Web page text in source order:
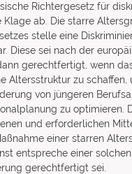
Richtergesetz für
Klage ab. Die starre
stelle eine
Diese sei nach der
gerechtfertigt, wenn
Altersstruktur zu schaffen,
von jüngeren
zu optimieren.
und erforderlichen
einer starren
entspreche einer
gerechtfertigt sei.